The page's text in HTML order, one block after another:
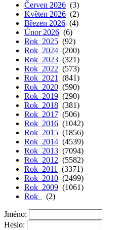
Červen 2026 (3)
Květen 2026 (2)
Březen 2026 (4)
Únor 2026 (6)
Rok 2025 (92)
Rok 2024 (200)
Rok 2023 (321)
Rok 2022 (573)
Rok 2021
(841)
Rok 2020 (590)
Rok 2019 (290)
Rok 2018 (381)
Rok 2017 (506)
Rok 2016 (1042)
Rok 2015 (1856)
Rok 2014 (4539)
Rok 2013 (7094)
Rok 2012 (5582)
Rok 2011
(3371)
Rok 2010 (2499)
Rok 2009 (1061)
Rok
(2)
Jméno:
Heslo: